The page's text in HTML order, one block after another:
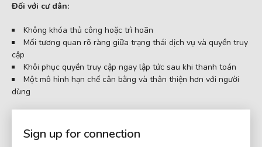
Đối với cư dân:
Không khóa thủ công hoặc trì hoãn
Mối tương quan rõ ràng giữa trạng thái dịch vụ và quyền truy
cập
Khôi phục quyền truy cập ngay lập tức sau khi thanh toán
Một mô hình hạn chế cân bằng và thân thiện hơn với người
dùng
Sign up for connection